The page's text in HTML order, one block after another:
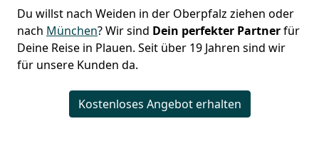
Du willst nach Weiden in der Oberpfalz ziehen oder
nach München? Wir sind Dein perfekter Partnerfür
Deine Reise in Plauen. Seit über 19 Jahren sind wir
für unsere Kunden da.
Kostenloses Angebot erhalten